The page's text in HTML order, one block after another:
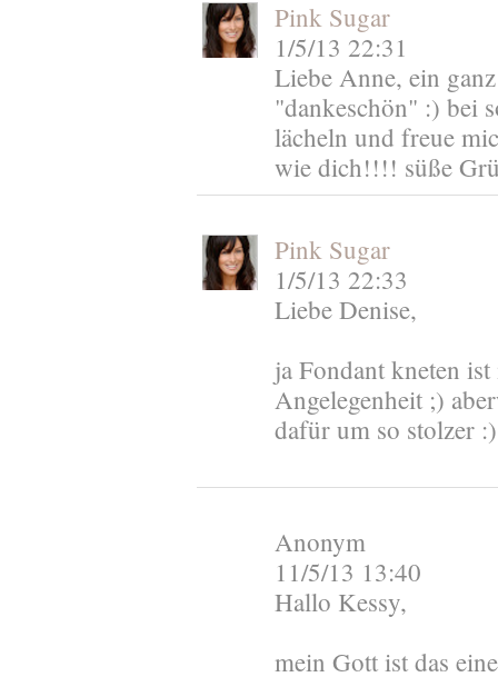
Pink Sugar
1/5/13 22:31
Liebe Anne, ein
"dankeschön" :) bei
lächeln und freue
wie dich!!!! süße
Pink Sugar
1/5/13 22:33
Liebe Denise,
ja Fondant kneten
Angelegenheit ;)
dafür um so stolzer
Anonym
11/5/13 13:40
Hallo Kessy,
mein Gott ist das